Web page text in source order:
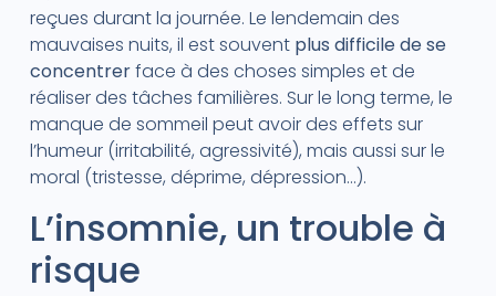
reçues durant la journée. Le lendemain des
mauvaises nuits, il est souvent plus difficile de se
concentrerface à des choses simples et de
réaliser des tâches familières. Sur le long terme, le
manque de sommeil peut avoir des effets sur
l’humeur (irritabilité, agressivité), mais aussi sur le
moral (tristesse, déprime, dépression…).
L’insomnie, un trouble à
risque